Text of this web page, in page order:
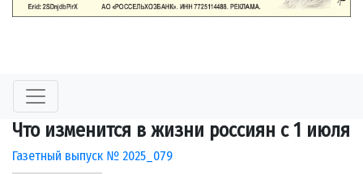
Что изменится в жизни россиян с 1 июля
Газетный выпуск № 2025_079